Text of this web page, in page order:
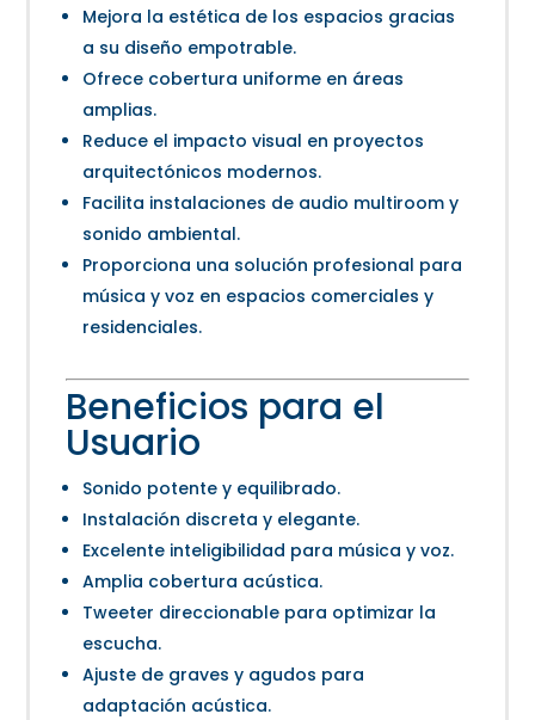
Mejora la estética de los espacios gracias
a su diseño empotrable.
Ofrece cobertura uniforme en áreas
amplias.
Reduce el impacto visual en proyectos
arquitectónicos modernos.
Facilita instalaciones de audio multiroom y
sonido ambiental.
Proporciona una solución profesional para
música y voz en espacios comerciales y
residenciales.
Beneficios para el
Usuario
Sonido potente y equilibrado.
Instalación discreta y elegante.
Excelente inteligibilidad para música y voz.
Amplia cobertura acústica.
Tweeter direccionable para optimizar la
escucha.
Ajuste de graves y agudos para
adaptación acústica.